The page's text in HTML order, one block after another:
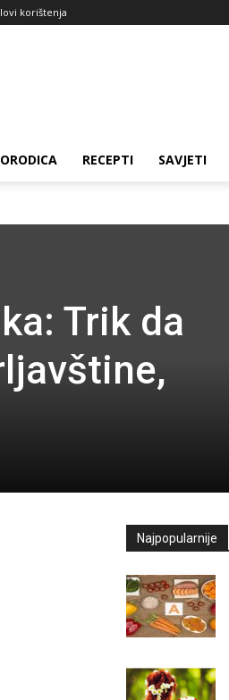
korištenja
RECEPTI SAVJETI
Trik da
Najpopularnije